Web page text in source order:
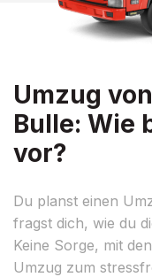
Umzug
Bulle: Wie
vor?
Du planst einen
fragst dich, wie du
Keine Sorge, mit
Umzug zum